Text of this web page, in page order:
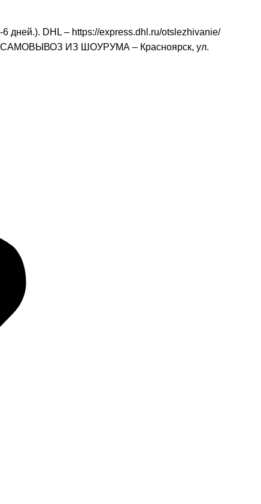
DHL – https://express.dhl.ru/otslezhivanie/
ИЗ ШОУРУМА – Красноярск, ул.